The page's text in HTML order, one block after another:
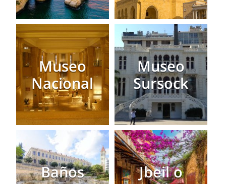
Museo
Nacional
Museo
Sursock
Baños
Jbeil o